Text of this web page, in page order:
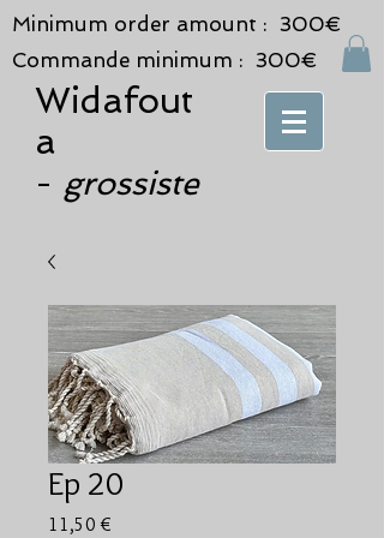
Minimum order amount : 300€
Commande minimum : 300€
Widafout
a
- grossiste
Ep 20
11,50 €